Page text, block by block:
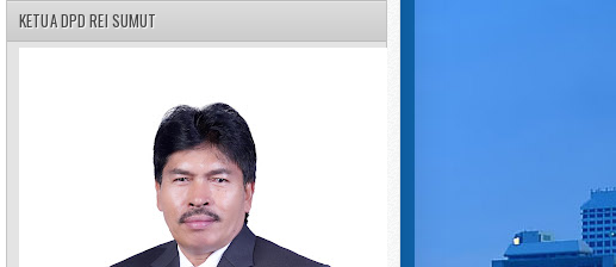
KETUA DPD REI SUMUT